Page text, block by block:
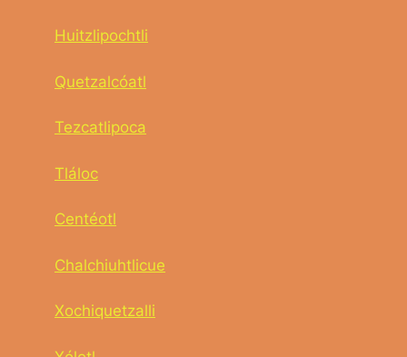
Huitzlipochtli
Quetzalcóatl
Tezcatlipoca
Tláloc
Centéotl
Chalchiuhtlicue
Xochiquetzalli